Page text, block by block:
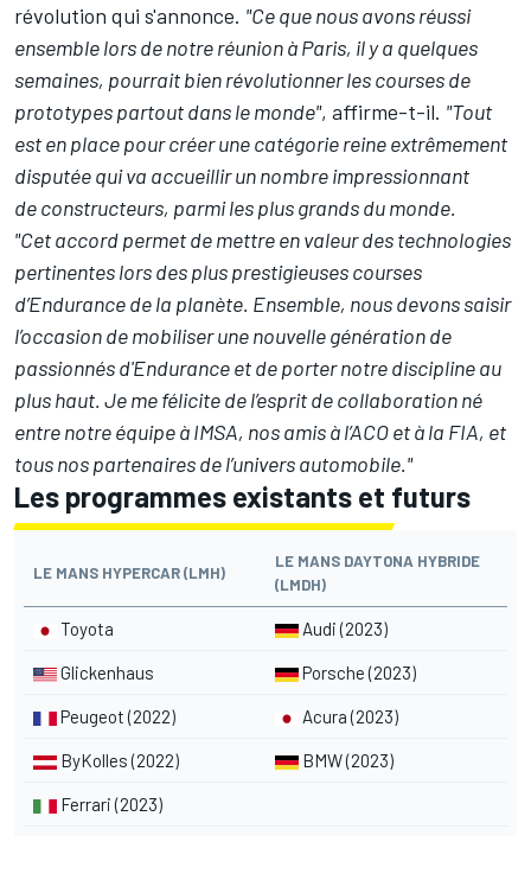
révolution qui s'annonce. "Ce que nous avons réussi
ensemble lors de notre réunion à Paris, il y a quelques
semaines, pourrait bien révolutionner les courses de
prototypes partout dans le monde", affirme-t-il. "Tout
est en place pour créer une catégorie reine extrêmement
disputée qui va accueillir un nombre impressionnant
de constructeurs, parmi les plus grands du monde.
"Cet accord permet de mettre en valeur des technologies
pertinentes lors des plus prestigieuses courses
d’Endurance de la planète. Ensemble, nous devons saisir
l’occasion de mobiliser une nouvelle génération de
passionnés d'Endurance et de porter notre discipline au
plus haut. Je me félicite de l’esprit de collaboration né
entre notre équipe à IMSA, nos amis à l’ACO et à la FIA, et
tous nos partenaires de l’univers automobile."
Les programmes existants et futurs
LE MANS HYPERCAR (LMH)
LE MANS DAYTONA HYBRIDE
(LMDH)
Toyota Audi (2023)
Glickenhaus Porsche (2023)
Peugeot (2022) Acura (2023)
ByKolles (2022) BMW (2023)
Ferrari (2023)